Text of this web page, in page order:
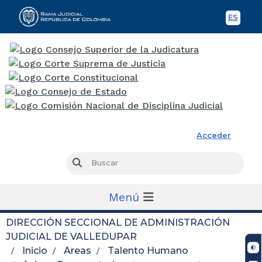
ES
Acceder
Buscar
Menú
DIRECCIÓN SECCIONAL DE ADMINISTRACIÓN
JUDICIAL DE VALLEDUPAR
Inicio
Areas
Talento Humano